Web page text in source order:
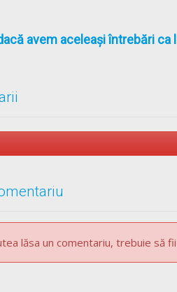
avem aceleași întrebări ca
lăsa un comentariu, trebuie să